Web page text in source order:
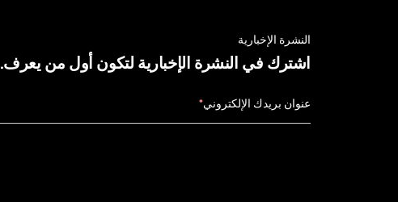
النشرة الإخبارية
اشترك في النشرة الإخبارية لتكون أول من يعرف.
عنوان بريدك الإلكتروني*